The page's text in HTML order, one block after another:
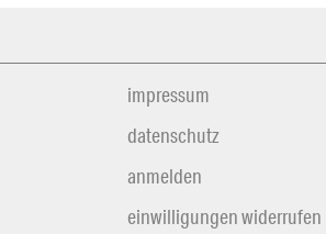
impressum
datenschutz
anmelden
einwilligungen widerrufen